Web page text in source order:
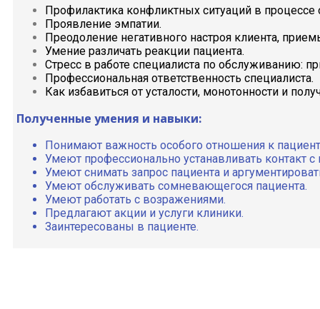
Профилактика конфликтных ситуаций в процессе
Проявление эмпатии.
Преодоление негативного настроя клиента,
Умение различать реакции пациента.
Стресс в работе специалиста по обслуживанию:
Профессиональная ответственность специалиста.
Как избавиться от усталости, монотонности и
Полученные умения и навыки:
Понимают важность особого отношения к
Умеют профессионально устанавливать контакт с
Умеют снимать запрос пациента и
Умеют обслуживать сомневающегося пациента.
Умеют работать с возражениями.
Предлагают акции и услуги клиники.
Заинтересованы в пациенте.